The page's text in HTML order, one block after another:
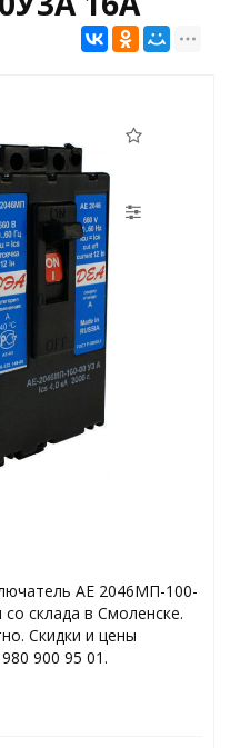
АЕ 2046МП-100-
склада в Смоленске.
Скидки и цены
900 95 01.